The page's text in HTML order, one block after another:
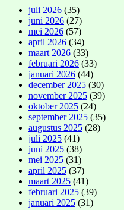
juli 2026 (35)
juni 2026 (27)
mei 2026 (57)
april 2026 (34)
maart 2026 (33)
februari 2026 (33)
januari 2026 (44)
december 2025 (30)
november 2025 (39)
oktober 2025 (24)
september 2025 (35)
augustus 2025 (28)
juli 2025 (41)
juni 2025 (38)
mei 2025 (31)
april 2025 (37)
maart 2025 (41)
februari 2025 (39)
januari 2025 (31)